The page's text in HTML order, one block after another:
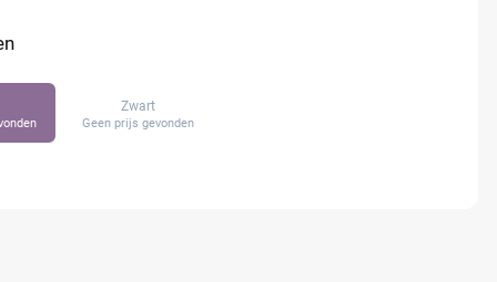
Zwart
Geen prijs gevonden